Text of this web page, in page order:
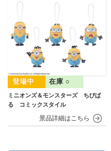
ミニオンズ＆モンスターズ ちびぱ
る コミックスタイル
在庫 ○